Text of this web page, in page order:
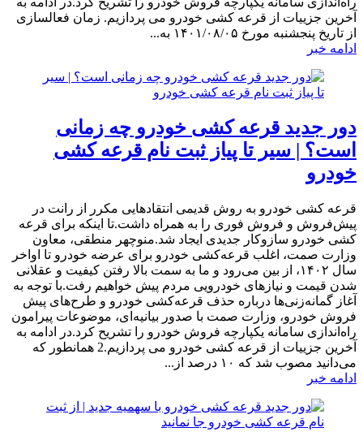
آخرین جزییات از قرعه کشی خودرو می پردازیم. زمان فعالسازی
از تاریخ پنجشنبه مورخ ۱۴۰۱/۰۸/۰۵ به...
ادامه خبر
دور جدید قرعه کشی خودرو چه زمانی
است؟ | سیر تا پیاز ثبت نام قرعه کشی
خودرو
​قرعه کشی خودرو به روش قدیمی انتقادهایی مکرر از رانت در
پیش‌فروش و فروش فوری را به همراه داشت.تا اینکه برای قرعه
کشی خودرو سازوکار جدیدی ایجاد شد.منوچهر منطقی، معاون
وزارت صمت، اغلب قرعه‌کشی‌ خودرو برای عرضه خودرو تا اواخر
سال ۱۴۰۲، از بین می‌رود و ما به سمت بالا رفتن کیفیت و عقلانی
شدن قیمت و نیازهای خودرویی مردم پیش خواهیم رفت.با توجه به
آغاز گمانه‌زنی‌ها درباره حذف قرعه‌کشی‌ خودرو و طرح‌های پیش
فروش خودرو، وزارت صمت با صدور بیانیه‌ای، موضوعات پیرامون
راه‌اندازی سامانه یکپارچه فروش خودرو را تشریح کرد.در ادامه به
آخرین جزییات از قرعه کشی خودرو می پردازیم.2 همانطور که
می‌دانید مصوب شد که ۱۰ درصد از...
ادامه خبر